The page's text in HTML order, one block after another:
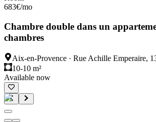
683€/mo
Chambre double dans un
chambres
Aix-en-Provence · Rue Achille Emperaire,
10-10 m²
Available now